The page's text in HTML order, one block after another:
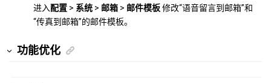
进入配置 > 系统 > 邮箱 > 邮件模板修改“语音留言到邮箱”和
“传真到邮箱”的邮件模板。
功能优化